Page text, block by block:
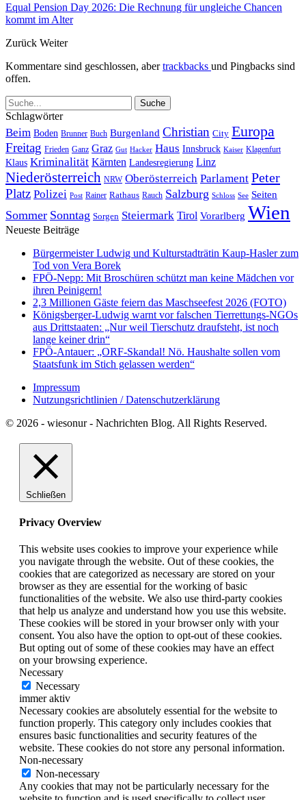
Equal Pension Day 2026: Die Rechnung für ungleiche Chancen
kommt im Alter
Zurück Weiter
Kommentare sind geschlossen, abertrackbacks und Pingbacks sind
offen.
Schlagwörter
Beim Boden Brunner Buch Burgenland Christian City Europa
Freitag Frieden Ganz Graz Gut Hacker Haus Innsbruck Kaiser Klagenfurt
Klaus Kriminalität Kärnten Landesregierung Linz
Niederösterreich NRW Oberösterreich Parlament Peter
Platz Polizei Post Rainer Rathaus Rauch Salzburg Schloss See Seiten
Sommer Sonntag Sorgen Steiermark Tirol Vorarlberg Wien
Neueste Beiträge
Bürgermeister Ludwig und Kulturstadträtin Kaup-Hasler zum
Tod von Vera Borek
FPÖ-Nepp: Mit Broschüren schützt man keine Mädchen vor
ihren Peinigern!
2,3 Millionen Gäste feiern das Maschseefest 2026 (FOTO)
Königsberger-Ludwig warnt vor falschen Tierrettungs-NGOs
aus Drittstaaten: „Nur weil Tierschutz draufsteht, ist noch
lange keiner drin“
FPÖ-Antauer: „ORF-Skandal! Nö. Haushalte sollen vom
Staatsfunk im Stich gelassen werden“
Impressum
Nutzungsrichtlinien / Datenschutzerklärung
© 2026 - wiesonur - Nachrichten Blog. All Rights Reserved.
Schließen
Privacy Overview
This website uses cookies to improve your experience while
you navigate through the website. Out of these cookies, the
cookies that are categorized as necessary are stored on your
browser as they are essential for the working of basic
functionalities of the website. We also use third-party cookies
that help us analyze and understand how you use this website.
These cookies will be stored in your browser only with your
consent. You also have the option to opt-out of these cookies.
But opting out of some of these cookies may have an effect
on your browsing experience.
Necessary
Necessary
immer aktiv
Necessary cookies are absolutely essential for the website to
function properly. This category only includes cookies that
ensures basic functionalities and security features of the
website. These cookies do not store any personal information.
Non-necessary
Non-necessary
Any cookies that may not be particularly necessary for the